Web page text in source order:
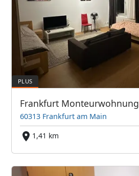
Frankfurt Monteurwohnung
60313 Frankfurt am Main
1,41 km